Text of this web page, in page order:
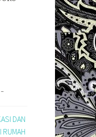
DAN
RUMAH